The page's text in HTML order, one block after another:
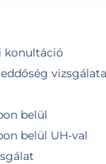
konultáció
vizsgálata
belül
belül UH-val